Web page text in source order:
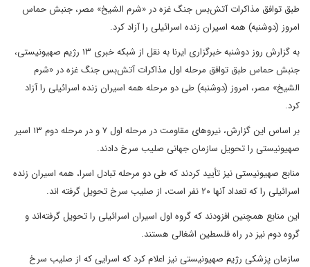
طبق توافق مذاکرات آتش‌بس جنگ غزه در «شرم الشیخ» مصر، جنبش حماس
امروز (دوشنبه) همه اسیران زنده اسرائیلی را آزاد کرد.
به گزارش روز دوشنبه خبرگزاری ایرنا به نقل از شبکه خبری ۱۳ رژیم صهیونیستی،
جنبش حماس طبق توافق مرحله اول مذاکرات آتش‌بس جنگ غزه در «شرم
الشیخ» مصر، امروز (دوشنبه) طی دو مرحله همه اسیران زنده اسرائیلی را آزاد
کرد.
بر اساس این گزارش، نیروهای مقاومت در مرحله اول ۷ و در مرحله دوم ۱۳ اسیر
صهیونیستی را تحویل سازمان جهانی صلیب سرخ دادند.
منابع صهیونیستی نیز تأیید کردند که طی دو مرحله تبادل اسرا، همه اسیران زنده
اسرائیلی را که تعداد آنها ۲۰ نفر است، از صلیب سرخ تحویل گرفته اند.
این منابع همچنین افزودند که گروه‌ اول اسیران اسرائیلی را تحویل گرفته‌اند و
گروه دوم نیز در راه فلسطین اشغالی هستند.
سازمان پزشکی رژیم صهیونیستی نیز اعلام کرد که اسرایی که از صلیب سرخ